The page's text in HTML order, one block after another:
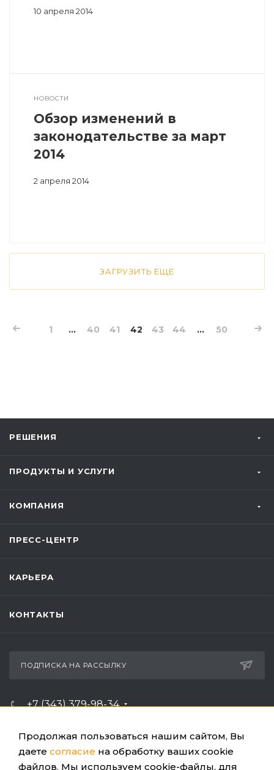
10 апреля 2014
НОВОСТИ
Обзор изменений в
законодательстве за март
2014
2 апреля 2014
ЗАГРУЗИТЬ ЕЩЕ
1 ... 40 41 42 43 44 ... 50
РЕШЕНИЯ
ПРОДУКТЫ И УСЛУГИ
КОМПАНИЯ
ПРЕСС-ЦЕНТР
КАРЬЕРА
КОНТАКТЫ
ПОДПИСКА НА РАССЫЛКУ
+7 (343) 379-98-34
info@ussc.ru
Продолжая пользоваться нашим сайтом, Вы
даете согласие на обработку ваших cookie
файлов. Мы используем cookie-файлы, для